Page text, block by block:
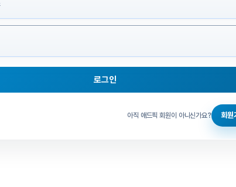
로그인
아직 애드픽 회원이 아니신가요? 회원